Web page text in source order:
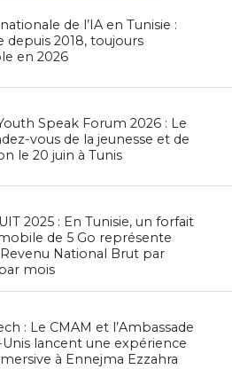
de l’IA en Tunisie :
depuis 2018, toujours
en 2026
Speak Forum 2026 : Le
vous de la jeunesse et de
le 20 juin à Tunis
2025 : En Tunisie, un forfait
de 5 Go représente
Revenu National Brut par
mois
: Le CMAM et l’Ambassade
Unis lancent une expérience
à Ennejma Ezzahra